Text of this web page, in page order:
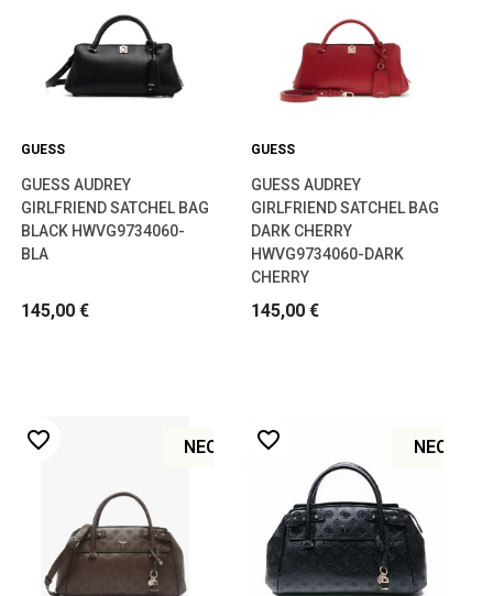
GUESS
GUESS AUDREY
GIRLFRIEND SATCHEL BAG
BLACK HWVG9734060-
BLA
145,00 €
GUESS
GUESS AUDREY
GIRLFRIEND SATCHEL BAG
DARK CHERRY
HWVG9734060-DARK
CHERRY
145,00 €
ΝΈΟ
favorite_border ΝΈΟ
favorite_border